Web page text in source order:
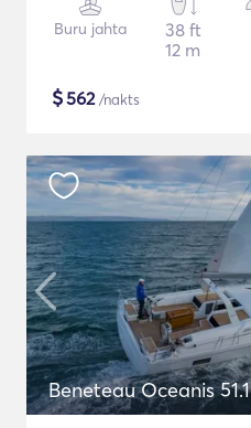
Buru jahta
38 ft
12 m
$562/nakts
Beneteau Oceanis 51.1